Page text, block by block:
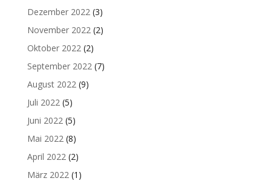
Dezember 2022(3)
November 2022(2)
Oktober 2022(2)
September 2022(7)
August 2022(9)
Juli 2022(5)
Juni 2022(5)
Mai 2022(8)
April 2022(2)
März 2022(1)